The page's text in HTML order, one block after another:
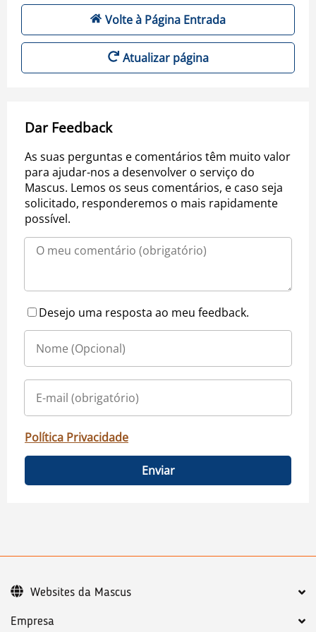
Volte à Página Entrada
Atualizar página
Dar Feedback
As suas perguntas e comentários têm muito valor
para ajudar-nos a desenvolver o serviço do
Mascus. Lemos os seus comentários, e caso seja
solicitado, responderemos o mais rapidamente
possível.
Desejo uma resposta ao meu feedback.
Política Privacidade
Enviar
Empresa
Websites da Mascus